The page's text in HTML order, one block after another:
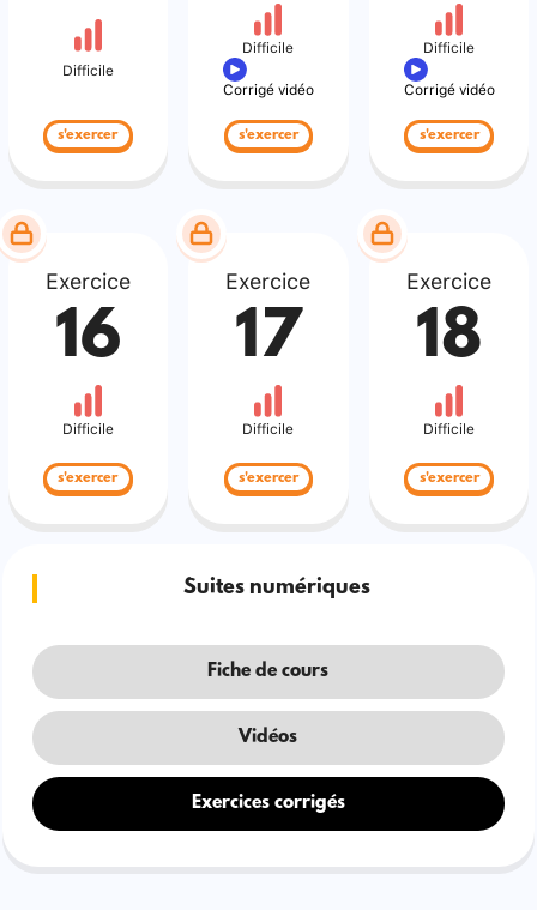
Difficile
s'exercer
Difficile
Corrigé vidéo
s'exercer
Difficile
Corrigé vidéo
s'exercer
Exercice
16
Difficile
s'exercer
Exercice
17
Difficile
s'exercer
Exercice
18
Difficile
s'exercer
Suites numériques
Fiche de cours
Vidéos
Exercices corrigés